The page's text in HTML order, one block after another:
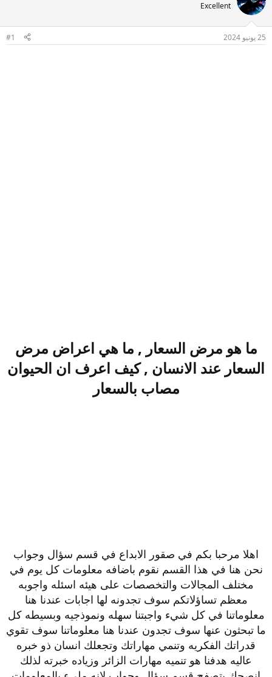
Excellent
25 يونيو 2024 #1
ما هو مرض السعار , ما هي اعراض مرض
السعار عند الانسان , كيف اعرف ان الحيوان
مصاب بالسعار​
اهلا مرحبا بكم في صقور الابداع في قسم سؤال وجواب
نحن هنا في هذا القسم نقوم باضافه معلومات كل يوم في
مختلف المجالات والتخصصات على هيئه اسئله واجوبه
معظم تساؤلاتكم سوف تجدونه لها اجابات عندنا هنا
معلوماتنا في كل شيء واجبتنا سهله ونموذجيه وبسيطه كل
ما تبحثون عنها سوف تجدون عندنا هنا معلوماتنا سوف تقوي
قدراتك الفكريه وتنمي مهاراتك وتجعلك انسان ذو خبره
عاليه هدفنا هو تنميه مهارات الزائر وزياده خبرته لذلك